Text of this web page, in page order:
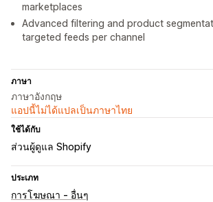
marketplaces
Advanced filtering and product
targeted feeds per channel
ภาษา
ภาษาอังกฤษ
แอปนี้ไม่ได้แปลเป็นภาษาไทย
ใช้ได้กับ
ส่วนผู้ดูแล Shopify
ประเภท
การโฆษณา - อื่นๆ